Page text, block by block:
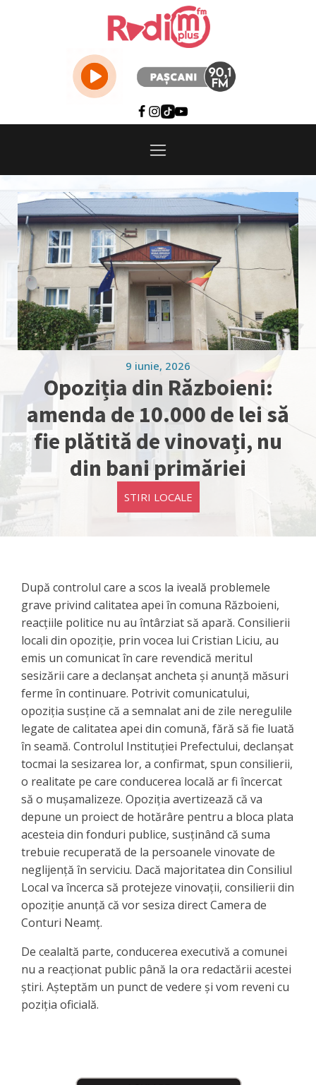
9 iunie, 2026
Opoziția din Războieni:
amenda de 10.000 de lei să
fie plătită de vinovați, nu
din bani primăriei
STIRI LOCALE
După controlul care a scos la iveală problemele
grave privind calitatea apei în comuna Războieni,
reacțiile politice nu au întârziat să apară. Consilierii
locali din opoziție, prin vocea lui Cristian Liciu, au
emis un comunicat în care revendică meritul
sesizării care a declanșat ancheta și anunță măsuri
ferme în continuare. Potrivit comunicatului,
opoziția susține că a semnalat ani de zile neregulile
legate de calitatea apei din comună, fără să fie luată
în seamă. Controlul Instituției Prefectului, declanșat
tocmai la sesizarea lor, a confirmat, spun consilierii,
o realitate pe care conducerea locală ar fi încercat
să o mușamalizeze. Opoziția avertizează că va
depune un proiect de hotărâre pentru a bloca plata
acesteia din fonduri publice, susținând că suma
trebuie recuperată de la persoanele vinovate de
neglijență în serviciu. Dacă majoritatea din Consiliul
Local va încerca să protejeze vinovații, consilierii din
opoziție anunță că vor sesiza direct Camera de
Conturi Neamț.
De cealaltă parte, conducerea executivă a comunei
nu a reacționat public până la ora redactării acestei
știri. Așteptăm un punct de vedere și vom reveni cu
poziția oficială.